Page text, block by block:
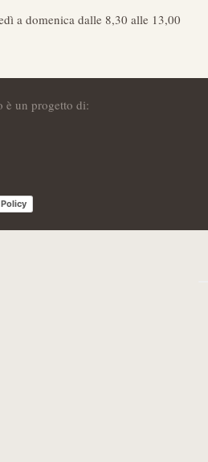
a domenica dalle 8,30 alle 13,00
è un progetto di: